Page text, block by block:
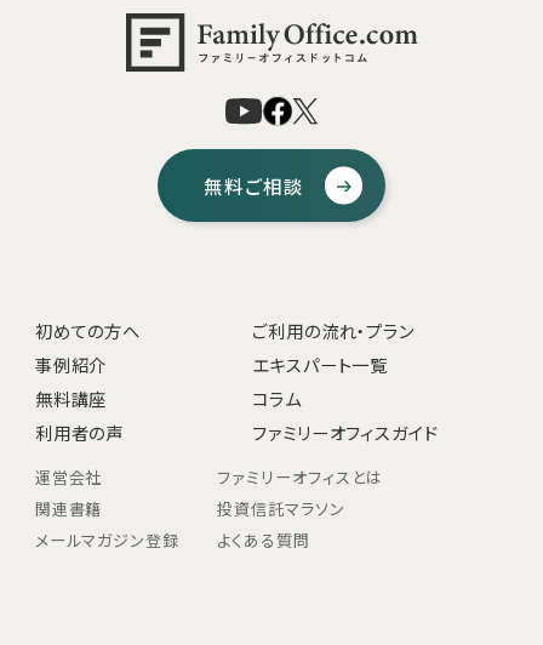
無料ご相談
初めての方へ
ご利用の流れ・プラン
事例紹介
エキスパート一覧
無料講座
コラム
利用者の声
ファミリーオフィスガイド
運営会社
ファミリーオフィスとは
関連書籍
投資信託マラソン
メールマガジン登録
よくある質問